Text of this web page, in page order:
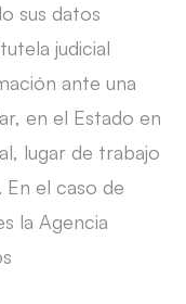
sus datos
judicial
ante una
en el Estado en
lugar de trabajo
el caso de
la Agencia